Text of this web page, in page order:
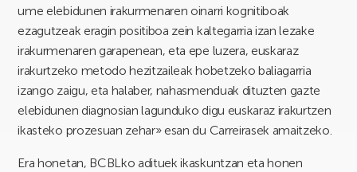
ume elebidunen irakurmenaren oinarri kognitiboak
ezagutzeak eragin positiboa zein kaltegarria izan lezake
irakurmenaren garapenean, eta epe luzera, euskaraz
irakurtzeko metodo hezitzaileak hobetzeko baliagarria
izango zaigu, eta halaber, nahasmenduak dituzten gazte
elebidunen diagnosian lagunduko digu euskaraz irakurtzen
ikasteko prozesuan zehar» esan du Carreirasek amaitzeko.
Era honetan, BCBLko adituek ikaskuntzan eta honen